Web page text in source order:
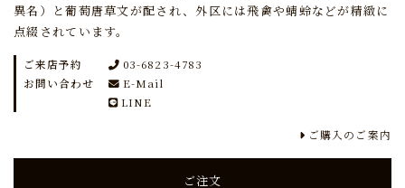
異名）と葡萄唐草文が配され、外区には飛禽や蜻蛉などが精緻に
点綴されています。
ご来店予約
お問い合わせ
03-6823-4783
E-Mail
LINE
ご購入のご案内
ご注文